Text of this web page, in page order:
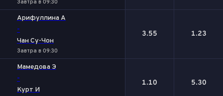
Завтра в 09:30
Арифуллина А
-
Чан Су-Чон
Завтра в 09:30
3.55 1.23
Мамедова Э
-
Курт И
1.10 5.30